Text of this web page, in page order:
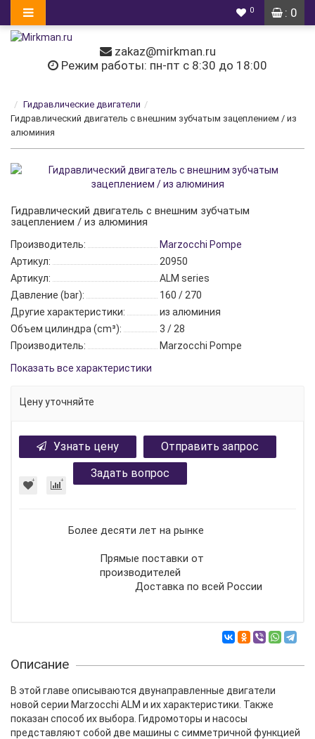
: 0
0
zakaz@mirkman.ru
Режим работы: пн-пт с 8:30 до 18:00
Гидравлические двигатели
Гидравлический двигатель с внешним зубчатым зацеплением / из
алюминия
Гидравлический двигатель с внешним зубчатым
зацеплением / из алюминия
Производитель:
Marzocchi Pompe
Артикул:
20950
Артикул:
ALM series
Давление (bar):
160 / 270
Другие характеристики:
из алюминия
Объем цилиндра (cm³):
3 / 28
Производитель:
Marzocchi Pompe
Показать все характеристики
Цену уточняйте
Узнать цену
Отправить запрос
Задать вопрос
Более десяти лет на рынке
Прямые поставки от
производителей
Доставка по всей России
Описание
В этой главе описываются двунаправленные двигатели
новой серии Marzocchi ALM и их характеристики. Также
показан способ их выбора. Гидромоторы и насосы
представляют собой две машины с симметричной функцией